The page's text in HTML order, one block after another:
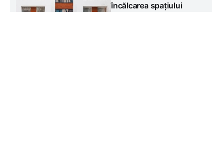
încălcarea spațiului